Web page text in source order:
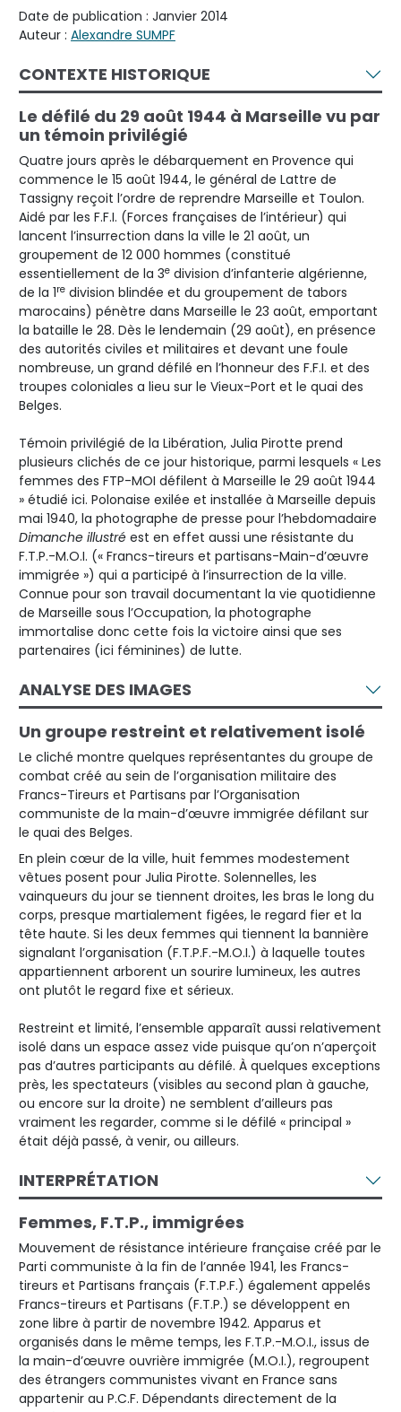
Date de publication : Janvier 2014
Auteur : Alexandre SUMPF
CONTEXTE HISTORIQUE
Le défilé du 29 août 1944 à Marseille vu par
un témoin privilégié
Quatre jours après le débarquement en Provence qui
commence le 15 août 1944, le général de Lattre de
Tassigny reçoit l’ordre de reprendre Marseille et Toulon.
Aidé par les F.F.I. (Forces françaises de l’intérieur) qui
lancent l’insurrection dans la ville le 21 août, un
groupement de 12 000 hommes (constitué
essentiellement de la 3e division d’infanterie algérienne,
de la 1re division blindée et du groupement de tabors
marocains) pénètre dans Marseille le 23 août, emportant
la bataille le 28. Dès le lendemain (29 août), en présence
des autorités civiles et militaires et devant une foule
nombreuse, un grand défilé en l’honneur des F.F.I. et des
troupes coloniales a lieu sur le Vieux-Port et le quai des
Belges.
Témoin privilégié de la Libération, Julia Pirotte prend
plusieurs clichés de ce jour historique, parmi lesquels « Les
femmes des FTP-MOI défilent à Marseille le 29 août 1944
» étudié ici. Polonaise exilée et installée à Marseille depuis
mai 1940, la photographe de presse pour l’hebdomadaire
Dimanche illustré est en effet aussi une résistante du
F.T.P.-M.O.I. (« Francs-tireurs et partisans-Main-d’œuvre
immigrée ») qui a participé à l’insurrection de la ville.
Connue pour son travail documentant la vie quotidienne
de Marseille sous l’Occupation, la photographe
immortalise donc cette fois la victoire ainsi que ses
partenaires (ici féminines) de lutte.
ANALYSE DES IMAGES
Un groupe restreint et relativement isolé
Le cliché montre quelques représentantes du groupe de
combat créé au sein de l’organisation militaire des
Francs-Tireurs et Partisans par l’Organisation
communiste de la main-d’œuvre immigrée défilant sur
le quai des Belges.
En plein cœur de la ville, huit femmes modestement
vêtues posent pour Julia Pirotte. Solennelles, les
vainqueurs du jour se tiennent droites, les bras le long du
corps, presque martialement figées, le regard fier et la
tête haute. Si les deux femmes qui tiennent la bannière
signalant l’organisation (F.T.P.F.-M.O.I.) à laquelle toutes
appartiennent arborent un sourire lumineux, les autres
ont plutôt le regard fixe et sérieux.
Restreint et limité, l’ensemble apparaît aussi relativement
isolé dans un espace assez vide puisque qu’on n’aperçoit
pas d’autres participants au défilé. À quelques exceptions
près, les spectateurs (visibles au second plan à gauche,
ou encore sur la droite) ne semblent d’ailleurs pas
vraiment les regarder, comme si le défilé « principal »
était déjà passé, à venir, ou ailleurs.
INTERPRÉTATION
Femmes, F.T.P., immigrées
Mouvement de résistance intérieure française créé par le
Parti communiste à la fin de l’année 1941, les Francs-
tireurs et Partisans français (F.T.P.F.) également appelés
Francs-tireurs et Partisans (F.T.P.) se développent en
zone libre à partir de novembre 1942. Apparus et
organisés dans le même temps, les F.T.P.-M.O.I., issus de
la main-d’œuvre ouvrière immigrée (M.O.I.), regroupent
des étrangers communistes vivant en France sans
appartenir au P.C.F. Dépendants directement de la